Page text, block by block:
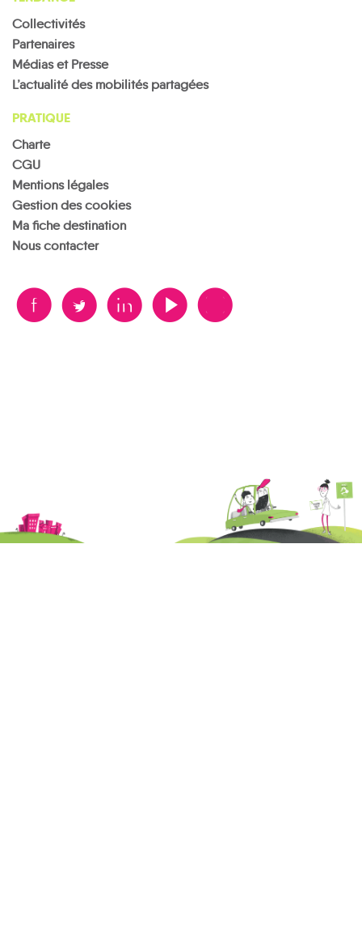
Collectivités
Partenaires
Médias et Presse
L’actualité des mobilités partagées
PRATIQUE
Charte
CGU
Mentions légales
Gestion des cookies
Ma fiche destination
Nous contacter
B A D F V